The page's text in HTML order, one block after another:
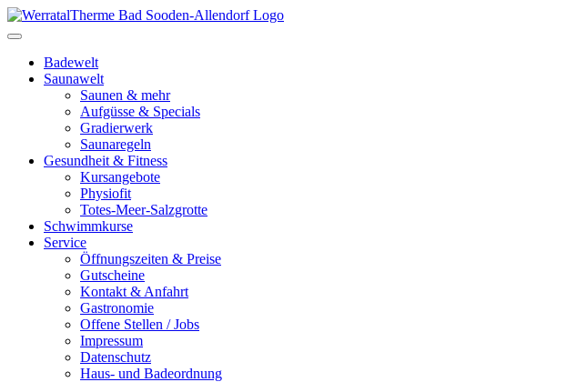
Toggle
navigationBadewelt
Saunawelt
Saunen & mehr
Aufgüsse & Specials
Gradierwerk
Saunaregeln
Gesundheit & Fitness
Kursangebote
Physiofit
Totes-Meer-Salzgrotte
Schwimmkurse
Service
Öffnungszeiten & Preise
Gutscheine
Kontakt & Anfahrt
Gastronomie
Offene Stellen / Jobs
Impressum
Datenschutz
Haus- und Badeordnung